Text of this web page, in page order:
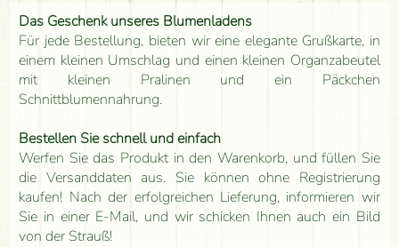
Das Geschenk unseres Blumenladens
Für jede Bestellung, bieten wir eine elegante Grußkarte, in
einem kleinen Umschlag und einen kleinen Organzabeutel
mit kleinen Pralinen und ein Päckchen
Schnittblumennahrung.
Bestellen Sie schnell und einfach
Werfen Sie das Produkt in den Warenkorb, und füllen Sie
die Versanddaten aus. Sie können ohne Registrierung
kaufen! Nach der erfolgreichen Lieferung, informieren wir
Sie in einer E-Mail, und wir schicken Ihnen auch ein Bild
von der Strauß!